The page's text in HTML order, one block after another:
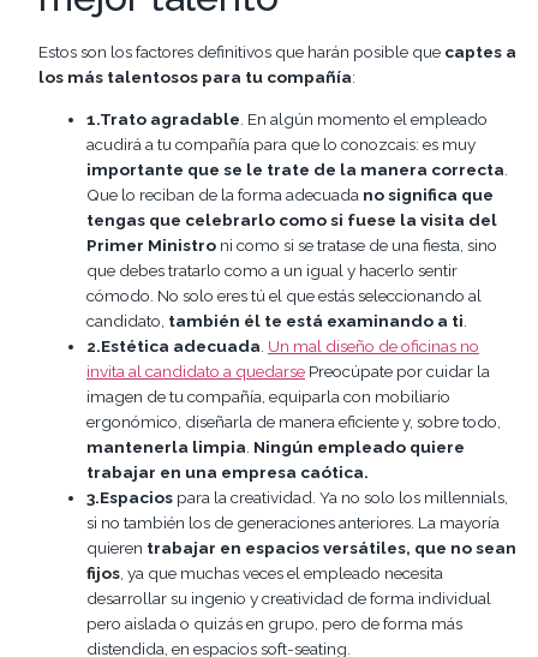
Estos son los factores definitivos que harán posible que captes a
los más talentosos para tu compañía:
1.Trato agradable. En algún momento el empleado
acudirá a tu compañía para que lo conozcais: es muy
importante que se le trate de la manera correcta.
Que lo reciban de la forma adecuada no significa que
tengas que celebrarlo como si fuese la visita del
Primer Ministro ni como si se tratase de una fiesta, sino
que debes tratarlo como a un igual y hacerlo sentir
cómodo. No solo eres tú el que estás seleccionando al
candidato, también él te está examinando a ti.
2.Estética adecuada. Un mal diseño de oficinas no
invita al candidato a quedarse Preocúpate por cuidar la
imagen de tu compañía, equiparla con mobiliario
ergonómico, diseñarla de manera eficiente y, sobre todo,
mantenerla limpia. Ningún empleado quiere
trabajar en una empresa caótica.
3.Espacios para la creatividad. Ya no solo los millennials,
si no también los de generaciones anteriores. La mayoría
quieren trabajar en espacios versátiles, que no sean
fijos, ya que muchas veces el empleado necesita
desarrollar su ingenio y creatividad de forma individual
pero aislada o quizás en grupo, pero de forma más
distendida, en espacios soft-seating.